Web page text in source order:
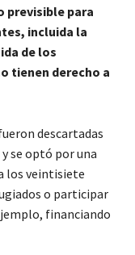
previsible para
incluida la
de los
tienen derecho a
descartadas
se optó por una
los veintisiete
o participar
financiando